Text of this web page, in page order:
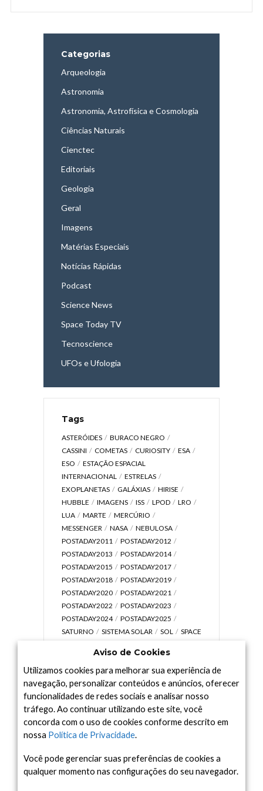
Categorias
Arqueologia
Astronomia
Astronomia, Astrofísica e Cosmologia
Ciências Naturais
Cienctec
Editoriais
Geologia
Geral
Imagens
Matérias Especiais
Notícias Rápidas
Podcast
Science News
Space Today TV
Tecnoscience
UFOs e Ufologia
Tags
ASTERÓIDES
BURACO NEGRO
CASSINI
COMETAS CURIOSITY
ESA
ESO
ESTAÇÃO ESPACIAL
INTERNACIONAL
ESTRELAS
EXOPLANETAS
GALÁXIAS
HIRISE
HUBBLE
IMAGENS ISS LPOD
LRO
LUA
MARTE
MERCÚRIO
MESSENGER
NASA
NEBULOSA
POSTADAY2011
POSTADAY2012
POSTADAY2013
POSTADAY2014
POSTADAY2015
POSTADAY2017
POSTADAY2018
POSTADAY2019
POSTADAY2020
POSTADAY2021
POSTADAY2022
POSTADAY2023
POSTADAY2024
POSTADAY2025
SATURNO
SISTEMA SOLAR SOL
SPACE
UNIVERSO
VÍDEO
Arquivo
Arquivo
Aviso de Cookies
Utilizamos cookies para melhorar sua experiência de
navegação, personalizar conteúdos e anúncios, oferecer
funcionalidades de redes sociais e analisar nosso
tráfego. Ao continuar utilizando este site, você
concorda com o uso de cookies conforme descrito em
nossa Política de Privacidade.
Você pode gerenciar suas preferências de cookies a
qualquer momento nas configurações do seu navegador.